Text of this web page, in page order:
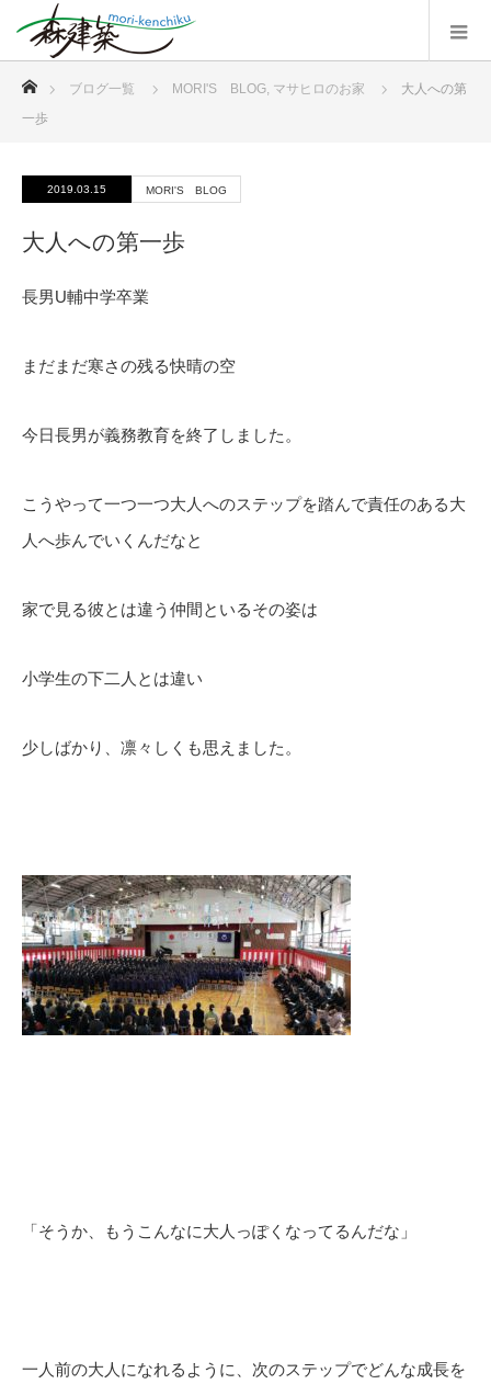
ブログ一覧 MORI'S BLOG, マサヒロのお家
大人への第
一歩
2019.03.15 MORI'S BLOG
大人への第一歩
長男U輔中学卒業
まだまだ寒さの残る快晴の空
今日長男が義務教育を終了しました。
こうやって一つ一つ大人へのステップを踏んで責任のある大
人へ歩んでいくんだなと
家で見る彼とは違う仲間といるその姿は
小学生の下二人とは違い
少しばかり、凛々しくも思えました。
「そうか、もうこんなに大人っぽくなってるんだな」
一人前の大人になれるように、次のステップでどんな成長を